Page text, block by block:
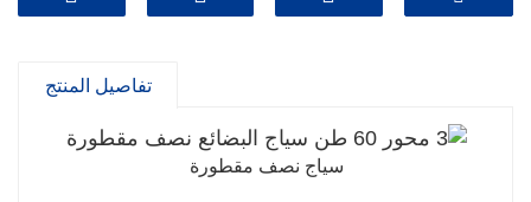
تفاصيل المنتج
سياج نصف مقطورة